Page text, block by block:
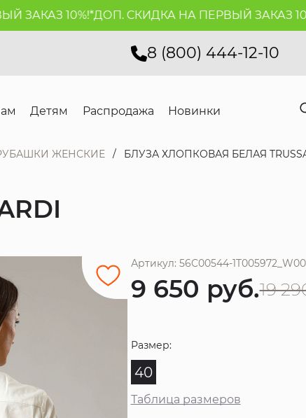
10%!*ДОП. СКИДКА НА ПЕРВЫЙ ЗАКАЗ 10%!*
8 (800) 444-12-10
Детям Распродажа Новинки
ЖЕНСКИЕ БЛУЗА ХЛОПКОВАЯ БЕЛАЯ
Артикул: 56C00544-
9 650 руб.19
Размер:
40
Таблица размеров